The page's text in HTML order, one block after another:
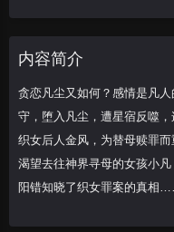
内容简介
贪恋凡尘又如何？感情是凡
守，堕入凡尘，遭星宿反噬
织女后人金风，为替母赎罪
渴望去往神界寻母的女孩小
阳错知晓了织女罪案的真相